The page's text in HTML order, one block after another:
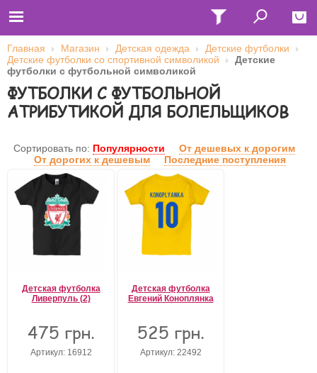
Главная
Футболки
Толстовки (кенгурушки)
Бейсболки
Ветровки
Оплата и доставка
О нас
Сотрудничество
Имя пользователя (логин)
Запомнить меня
Забыли пароль?
Забыли имя пользователя (логин)?
Главная Магазин Детская одежда
Детские футболки
Детские футболки со спортивной символикой
Детские
футболки с футбольной символикой
ФУТБОЛКИ С ФУТБОЛЬНОЙ
АТРИБУТИКОЙ ДЛЯ БОЛЕЛЬЩИКОВ
Сортировать по: Популярности
От дешевых к дорогим
От дорогих к дешевым
Последние поступления
Детская футболка
Ливерпуль (2)
475 грн.
Артикул: 16912
Детская футболка
Евгений Коноплянка
525 грн.
Артикул: 22492